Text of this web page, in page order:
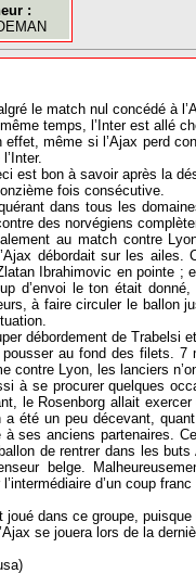
:
le match nul concédé à
temps, l’Inter est allé
effet, même si l’Ajax perd
est bon à savoir après la
fois consécutive.
dans tous les
des norvégiens
au match contre
débordait sur les ailes.
Ibrahimovic en pointe ;
d’envoi le ton était
à faire circuler le ballon
débordement de Trabelsi
pousser au fond des filets.
contre Lyon, les lanciers
à se procurer quelques
le Rosenborg allait
a été un peu décevant,
à ses anciens partenaires.
de rentrer dans les
belge.
d’un coup
joué dans ce groupe,
se jouera lors de la